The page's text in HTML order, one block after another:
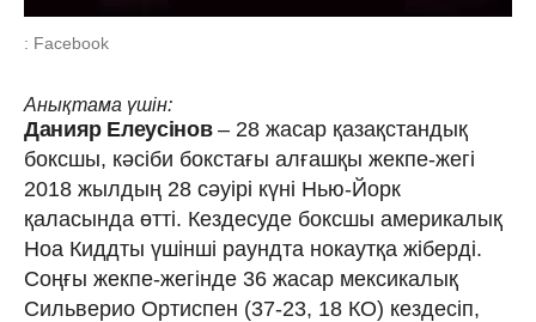
: Facebook
Анықтама үшін:
Данияр Елеусінов – 28 жасар қазақстандық
боксшы, кәсіби бокстағы алғашқы жекпе-жегі
2018 жылдың 28 сәуірі күні Нью-Йорк
қаласында өтті. Кездесуде боксшы америкалық
Ноа Киддты үшінші раундта нокаутқа жіберді.
Соңғы жекпе-жегінде 36 жасар мексикалық
Сильверио Ортиспен (37-23, 18 КО) кездесіп,